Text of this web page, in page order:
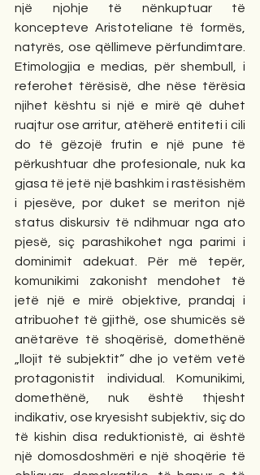
një njohje të nënkuptuar të
koncepteve Aristoteliane të formës,
natyrës, ose qëllimeve përfundimtare.
Etimologjia e medias, për shembull, i
referohet tërësisë, dhe nëse tërësia
njihet kështu si një e mirë që duhet
ruajtur ose arritur, atëherë entiteti i cili
do të gëzojë frutin e një pune të
përkushtuar dhe profesionale, nuk ka
gjasa të jetë një bashkim i rastësishëm
i pjesëve, por duket se meriton një
status diskursiv të ndihmuar nga ato
pjesë, siç parashikohet nga parimi i
dominimit adekuat. Për më tepër,
komunikimi zakonisht mendohet të
jetë një e mirë objektive, prandaj i
atribuohet të gjithë, ose shumicës së
anëtarëve të shoqërisë, domethënë
„llojit të subjektit“ dhe jo vetëm vetë
protagonistit individual. Komunikimi,
domethënë, nuk është thjesht
indikativ, ose kryesisht subjektiv, siç do
të kishin disa reduktionistë, ai është
një domosdoshmëri e një shoqërie të